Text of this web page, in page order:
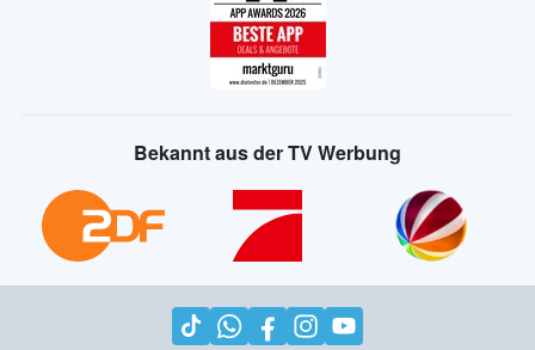
Bekannt aus der TV Werbung